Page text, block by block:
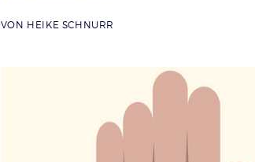
VON HEIKE SCHNURR